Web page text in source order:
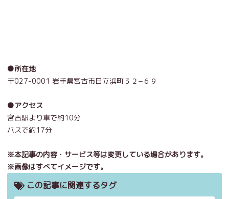
●所在地
〒027-0001 岩手県宮古市日立浜町３２−６９
●アクセス
宮古駅より車で約10分
バスで約17分
※本記事の内容・サービス等は変更している場合があります。
※画像はすべてイメージです。
この記事に関連するタグ